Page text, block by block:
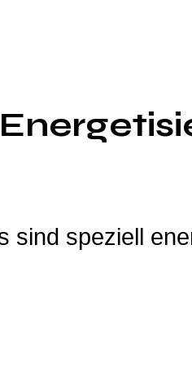
sind speziell